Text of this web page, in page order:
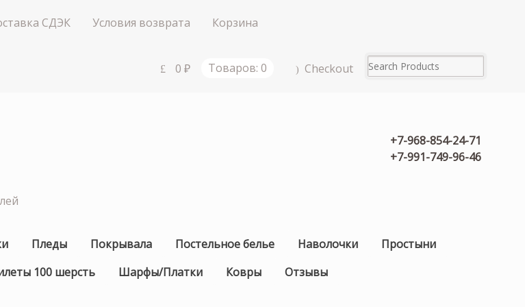
СДЭК Условия возврата Корзина
0 ₽ Товаров: 0 Checkout
+7-968-854-24-71
+7-991-749-96-46
Пледы Покрывала Постельное белье Наволочки
Простыни
100 шерсть Шарфы/Платки Ковры
Отзывы